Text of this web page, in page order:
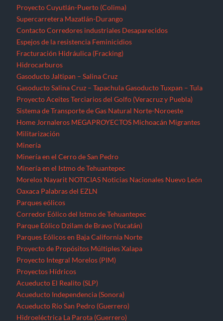
Militarización
Minería
Minería en el Cerro de San Pedro
Minería en el Istmo de Tehuantepec
MorelosNayaritNOTICIASNoticias Nacionales
OaxacaPalabras del EZLN
Parques eólicos
Corredor Eólico del Istmo de Tehuantepec
Parque Eólico Dzilam de Bravo (Yucatán)
Parques Eólicos en Baja California Norte
Proyecto de Propósitos Múltiples Xalapa
Proyecto Integral Morelos (PIM)
Proyectos Hídricos
Acueducto El Realito (SLP)
Acueducto Independencia (Sonora)
Acueducto Río San Pedro (Guerrero)
Hidroeléctrica La Parota (Guerrero)
Hidroeléctrica Las Cruces (Nayarit)
Hidroeléctrica Paso de la Reina (Oaxaca)
Hidroeléctrica Paso de la Reina (Oaxaca)
Hidroeléctricas en la Sierra Norte de Puebla
Presa La Maroma (SLP) Presa Los Pilares (Sonora)
Presa Picachos (Sinaloa)
Presa y Acueducto del Zapotillo (Jalisco)
Proyecto Hidráulico Monterrey VI
Proyecto Hídrico el Naranjal (Veracruz)
Puebla QuerétaroQuintana Roo
Recursos forestales